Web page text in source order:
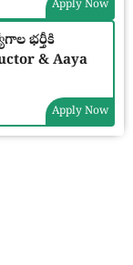
Apply Now
భర్తీకి
& Aaya
Apply Now